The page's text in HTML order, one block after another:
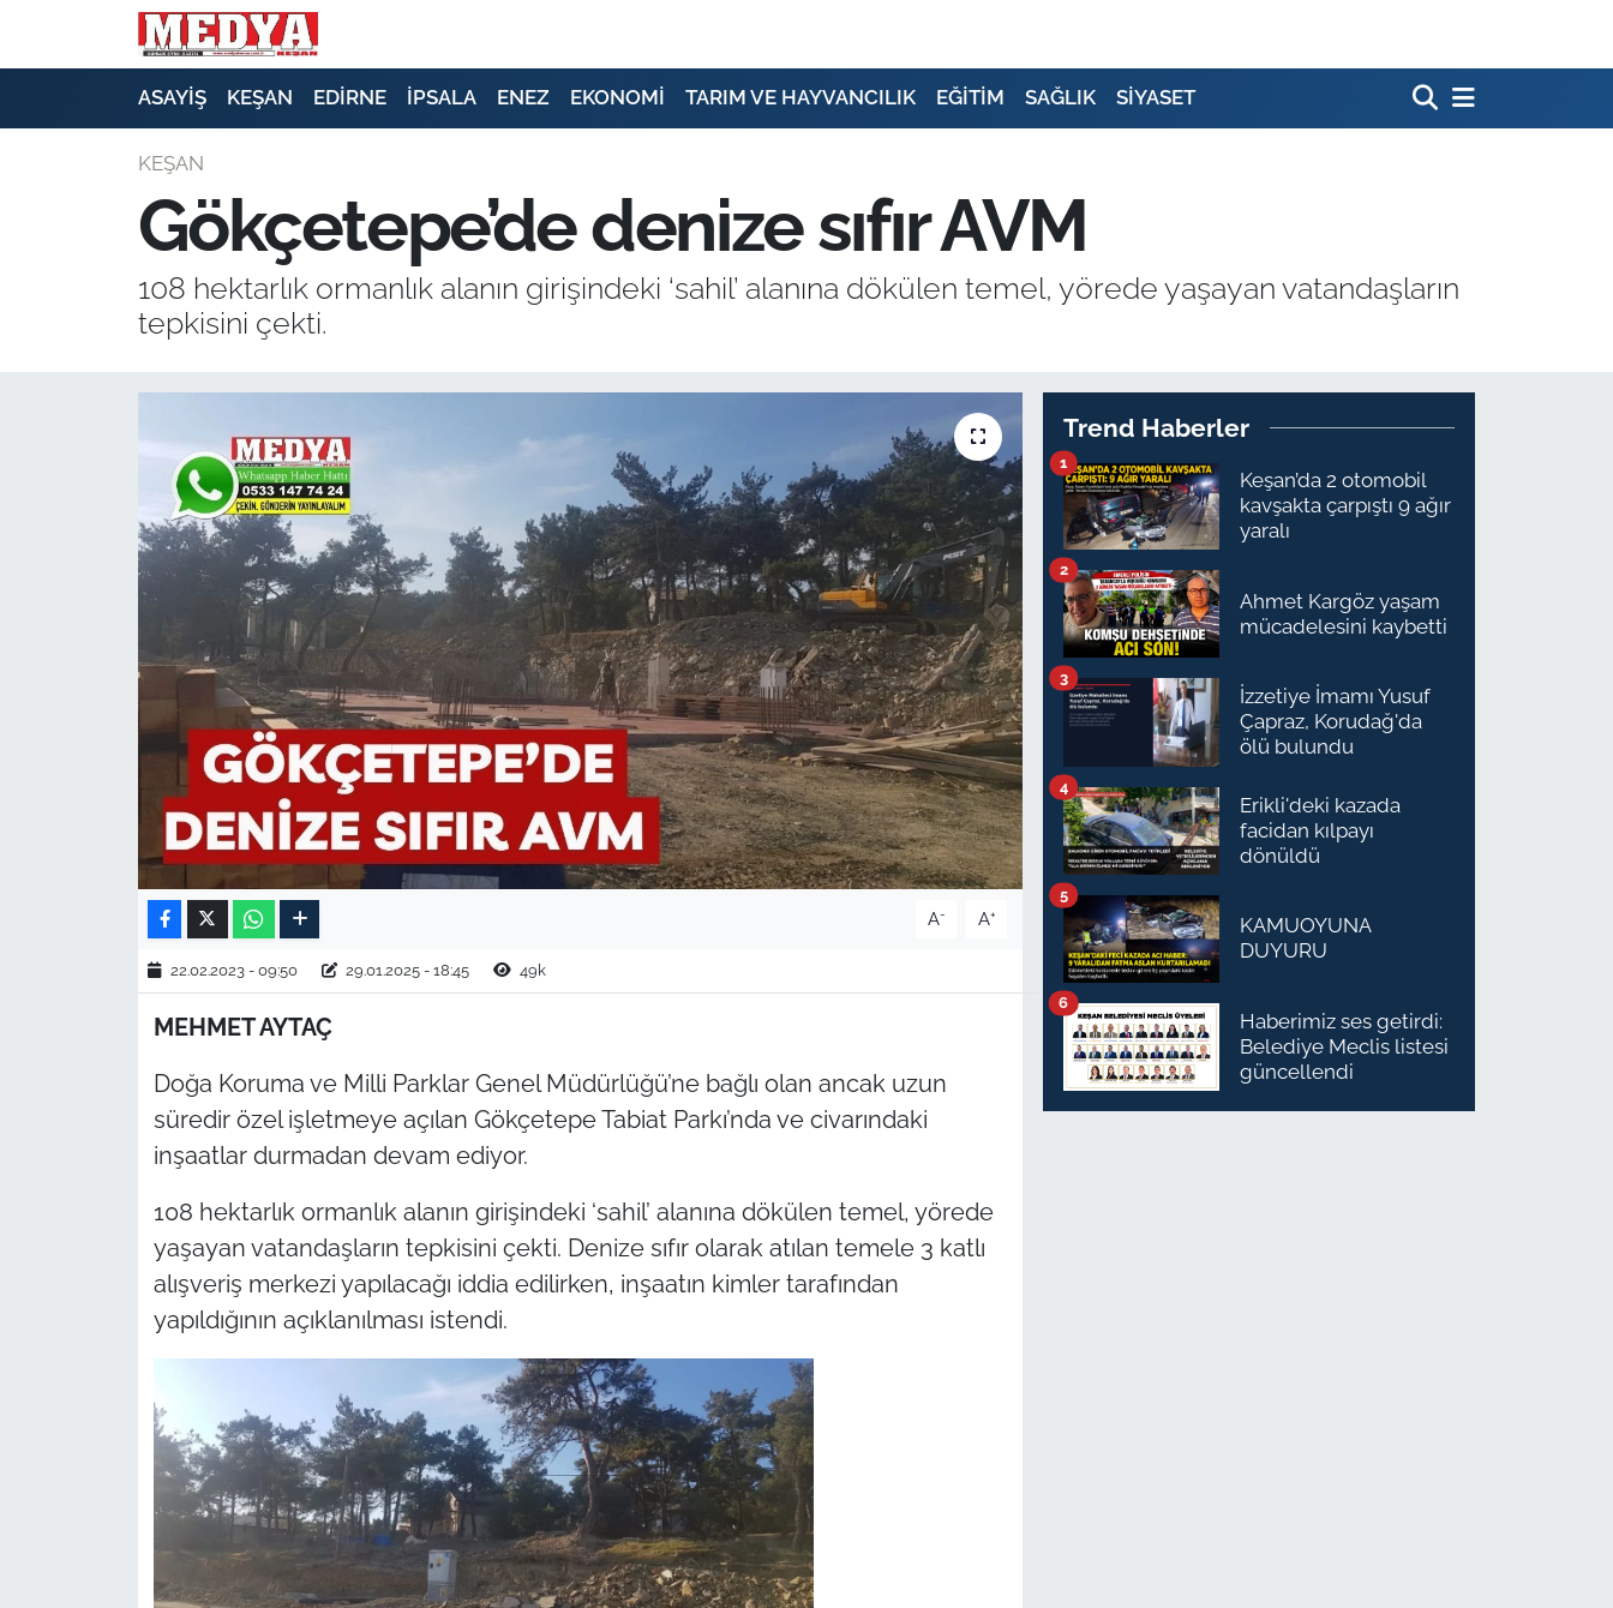
ASAYİŞ KEŞAN EDİRNE İPSALA ENEZ EKONOMİ TARIM VE HAYVANCILIK EĞİTİM SAĞLIK SİYASET
KEŞAN
Gökçetepe’de denize sıfır AVM
108 hektarlık ormanlık alanın girişindeki ‘sahil’ alanına dökülen temel, yörede yaşayan vatandaşların
tepkisini çekti.
A- A+
22.02.2023 - 09:50 29.01.2025 - 18:45 49k
MEHMET AYTAÇ
Doğa Koruma ve Milli Parklar Genel Müdürlüğü’ne bağlı olan ancak uzun
süredir özel işletmeye açılan Gökçetepe Tabiat Parkı’nda ve civarındaki
inşaatlar durmadan devam ediyor.
108 hektarlık ormanlık alanın girişindeki ‘sahil’ alanına dökülen temel, yörede
yaşayan vatandaşların tepkisini çekti. Denize sıfır olarak atılan temele 3 katlı
alışveriş merkezi yapılacağı iddia edilirken, inşaatın kimler tarafından
yapıldığının açıklanılması istendi.
Trend Haberler
Keşan’da 2 otomobil
kavşakta çarpıştı 9 ağır
yaralı
1
Ahmet Kargöz yaşam
mücadelesini kaybetti
2
İzzetiye İmamı Yusuf
Çapraz, Korudağ'da
ölü bulundu
3
Erikli'deki kazada
facidan kılpayı
dönüldü
4
KAMUOYUNA
DUYURU
5
Haberimiz ses getirdi:
Belediye Meclis listesi
güncellendi
6
E-GAZETE
GÜNDEM
EKONOMİ
EĞİTİM
TARIM VE HAYVANCILIK
KÜLTÜR SANAT
RESMİ İLAN
EDİRNE
ÇANAKKALE
TÜRKİYE
Flaş Haber
Dış Haberler